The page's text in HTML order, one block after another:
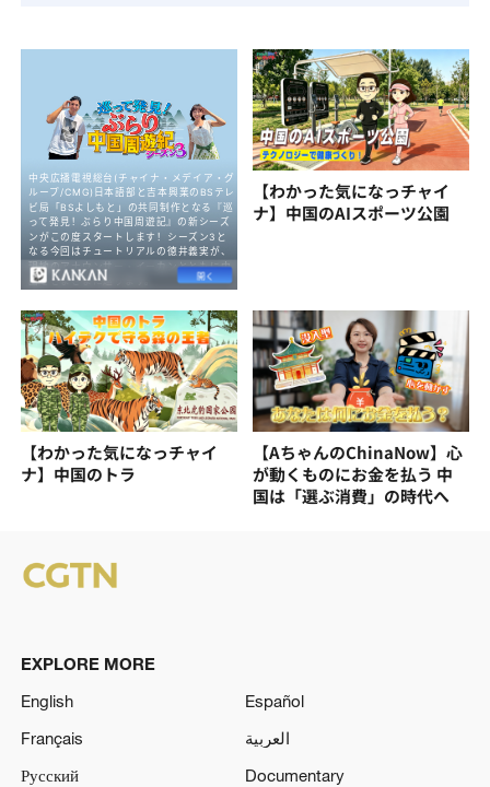
【わかった気になっチャイ
ナ】中国のAIスポーツ公園
【わかった気になっチャイ
ナ】中国のトラ
【AちゃんのChinaNow】心
が動くものにお金を払う 中
国は「選ぶ消費」の時代へ
EXPLORE MORE
English
Español
Français
العربية
Русский
Documentary